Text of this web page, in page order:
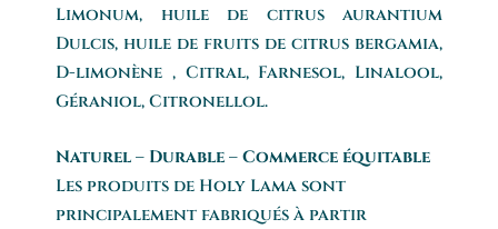
Limonum, huile de citrus aurantium
Dulcis, huile de fruits de citrus bergamia,
D-limonène , Citral, Farnesol, Linalool,
Géraniol, Citronellol.
Naturel – Durable – Commerce équitable
Les produits de Holy Lama sont
principalement fabriqués à partir